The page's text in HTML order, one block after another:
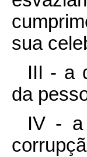
sua
III - a
da
IV - a